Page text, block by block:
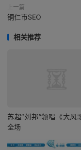
上一篇
铜仁市SEO
相关推荐
苏超“刘邦”领唱《大风
全场